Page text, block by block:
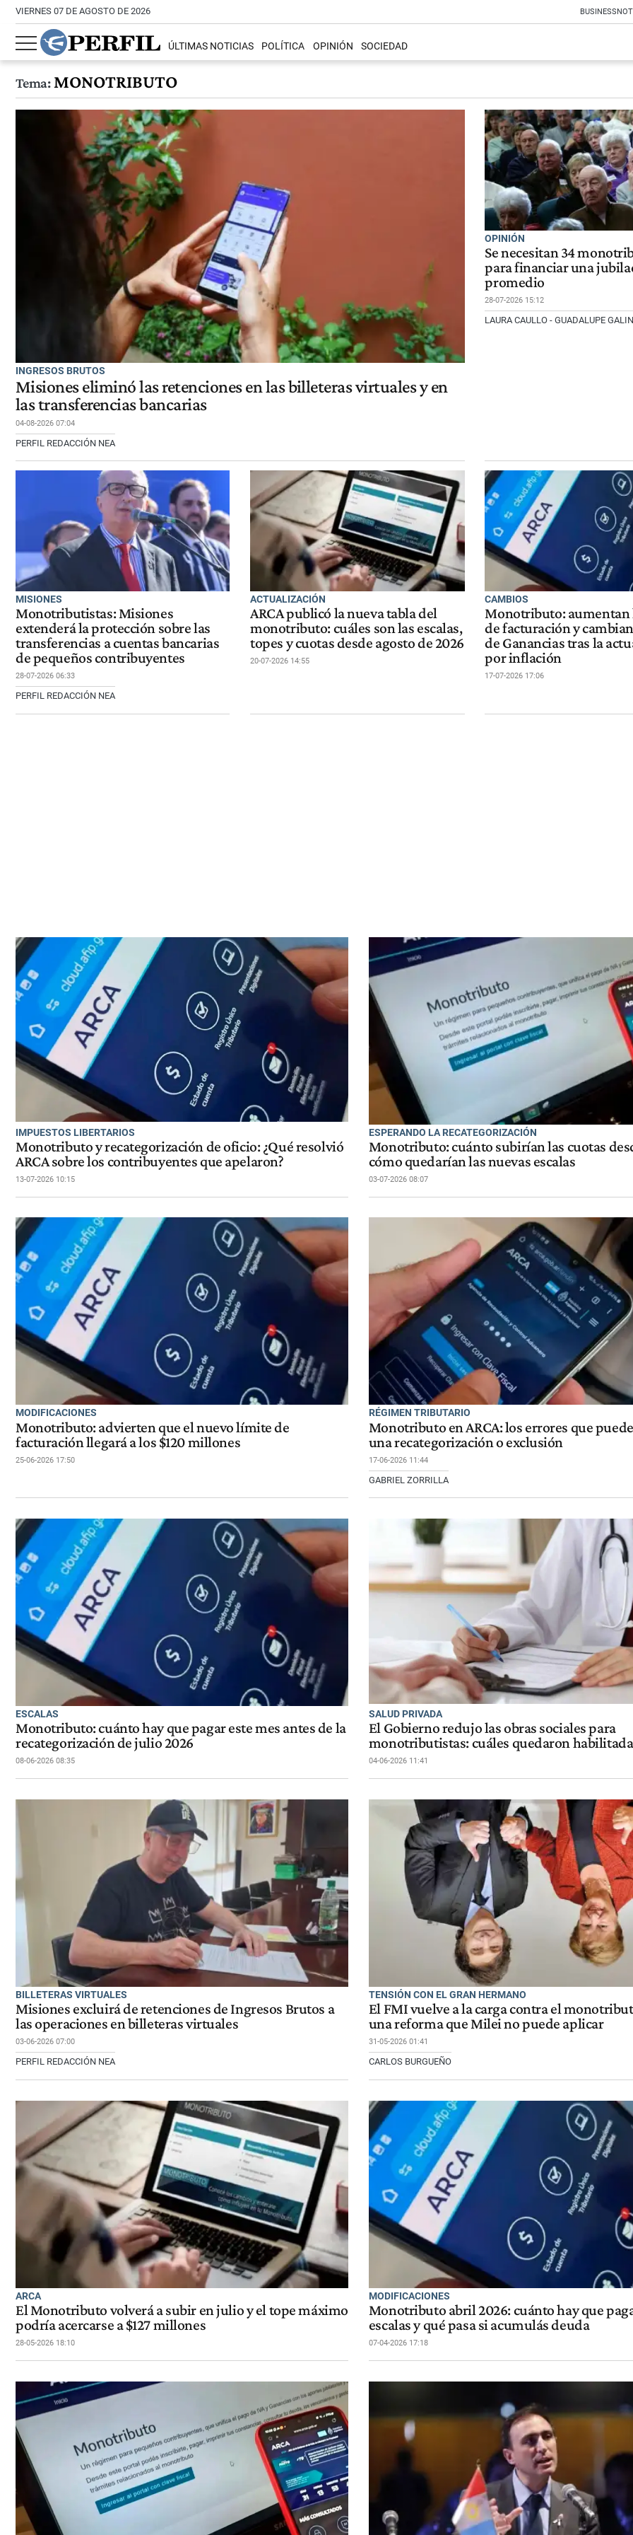
VIERNES 07 DE AGOSTO DE 2026 BUSINESS
ÚLTIMAS NOTICIAS POLÍTICA OPINIÓN SOCIEDAD
Tema:MONOTRIBUTO
INGRESOS BRUTOS
Misiones eliminó las retenciones en las billeteras virtuales y en
las transferencias bancarias
04-08-2026 07:04
PERFIL REDACCIÓN NEA
OPINIÓN
Se necesitan 34
para financiar una
promedio
28-07-2026 15:12
LAURA CAULLO - GUADALUPE
MISIONES
Monotributistas: Misiones
extenderá la protección sobre las
transferencias a cuentas bancarias
de pequeños contribuyentes
28-07-2026 06:33
PERFIL REDACCIÓN NEA
ACTUALIZACIÓN
ARCA publicó la nueva tabla del
monotributo: cuáles son las escalas,
topes y cuotas desde agosto de 2026
20-07-2026 14:55
CAMBIOS
Monotributo: aumentan
de facturación y
de Ganancias tras la
por inflación
17-07-2026 17:06
IMPUESTOS LIBERTARIOS
Monotributo y recategorización de oficio: ¿Qué resolvió
ARCA sobre los contribuyentes que apelaron?
13-07-2026 10:15
ESPERANDO LA RECATEGORIZACIÓN
Monotributo: cuánto subirían las cuotas
cómo quedarían las nuevas escalas
03-07-2026 08:07
MODIFICACIONES
Monotributo: advierten que el nuevo límite de
facturación llegará a los $120 millones
25-06-2026 17:50
RÉGIMEN TRIBUTARIO
Monotributo en ARCA: los errores que
una recategorización o exclusión
17-06-2026 11:44
GABRIEL ZORRILLA
ESCALAS
Monotributo: cuánto hay que pagar este mes antes de la
recategorización de julio 2026
08-06-2026 08:35
SALUD PRIVADA
El Gobierno redujo las obras sociales para
monotributistas: cuáles quedaron
04-06-2026 11:41
BILLETERAS VIRTUALES
Misiones excluirá de retenciones de Ingresos Brutos a
las operaciones en billeteras virtuales
03-06-2026 07:00
PERFIL REDACCIÓN NEA
TENSIÓN CON EL GRAN HERMANO
El FMI vuelve a la carga contra el
una reforma que Milei no puede aplicar
31-05-2026 01:41
CARLOS BURGUEÑO
ARCA
El Monotributo volverá a subir en julio y el tope máximo
podría acercarse a $127 millones
28-05-2026 18:10
MODIFICACIONES
Monotributo abril 2026: cuánto hay que
escalas y qué pasa si acumulás deuda
07-04-2026 17:18